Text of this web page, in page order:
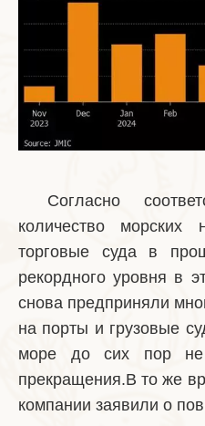
Согласно
количество морских
торговые суда в
рекордного уровня в
снова предприняли
на порты и грузовые
море до сих пор не
прекращения.В то же
компании заявили о